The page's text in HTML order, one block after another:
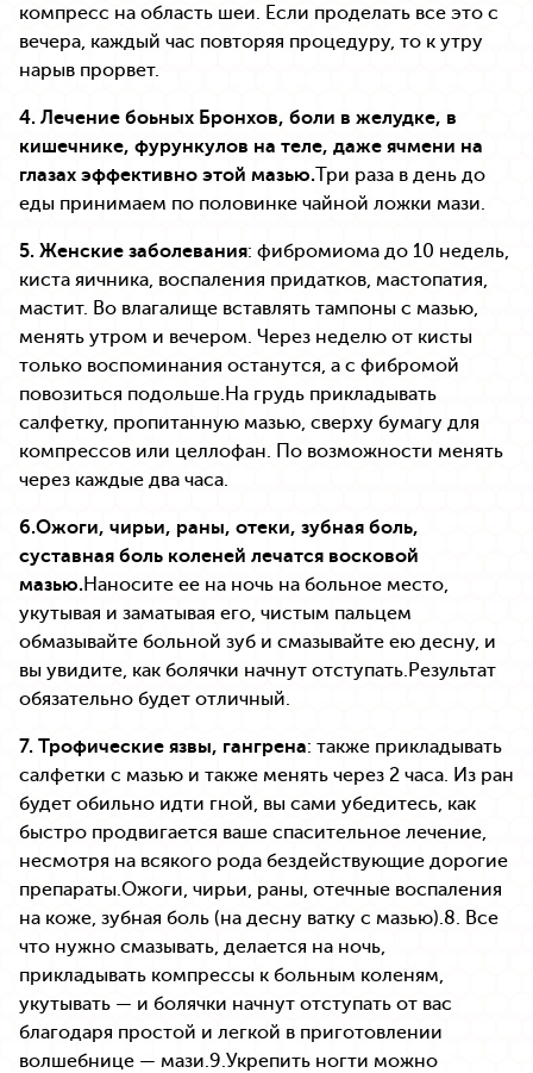
компресс на область шеи. Если проделать все это с
вечера, каждый час повторяя процедуру, то к утру
нарыв прорвет.
4. Лечение боьных Бронхов, боли в желудке, в
кишечнике, фурункулов на теле, даже ячмени на
глазах эффективно этой мазью.Три раза в день до
еды принимаем по половинке чайной ложки мази.
5. Женские заболевания: фибромиома до 10 недель,
киста яичника, воспаления придатков, мастопатия,
мастит. Во влагалище вставлять тампоны с мазью,
менять утром и вечером. Через неделю от кисты
только воспоминания останутся, а с фибромой
повозиться подольше.На грудь прикладывать
салфетку, пропитанную мазью, сверху бумагу для
компрессов или целлофан. По возможности менять
через каждые два часа.
6.Ожоги, чирьи, раны, отеки, зубная боль,
суставная боль коленей лечатся восковой
мазью.Наносите ее на ночь на больное место,
укутывая и заматывая его, чистым пальцем
обмазывайте больной зуб и смазывайте ею десну, и
вы увидите, как болячки начнут отступать.Результат
обязательно будет отличный.
7. Трофические язвы, гангрена: также прикладывать
салфетки с мазью и также менять через 2 часа. Из ран
будет обильно идти гной, вы сами убедитесь, как
быстро продвигается ваше спасительное лечение,
несмотря на всякого рода бездействующие дорогие
препараты.Ожоги, чирьи, раны, отечные воспаления
на коже, зубная боль (на десну ватку с мазью).8. Все
что нужно смазывать, делается на ночь,
прикладывать компрессы к больным коленям,
укутывать — и болячки начнут отступать от вас
благодаря простой и легкой в приготовлении
волшебнице — мази.9.Укрепить ногти можно